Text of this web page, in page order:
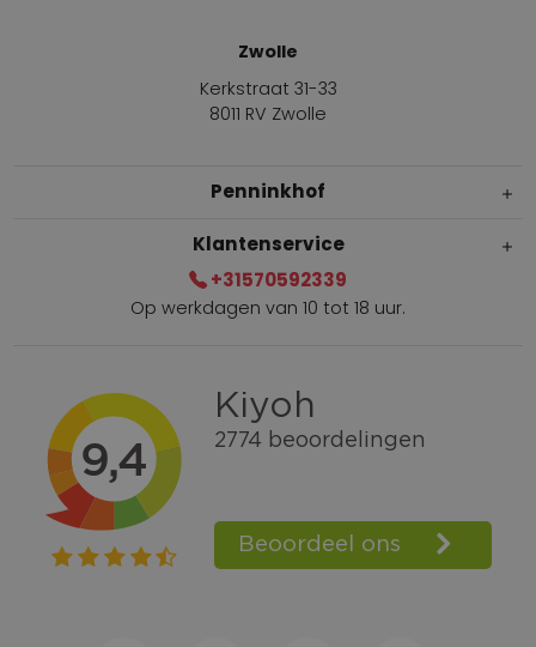
Zwolle
Kerkstraat 31-33
8011 RV Zwolle
Penninkhof
Gratis verzending vanaf € 100,=
Bel +31570592339
Spaarpunten
Shop the Look
Telefonisch bestellen ook mogelijk
Klantenservice
+31570592339
Op werkdagen van 10 tot 18 uur.